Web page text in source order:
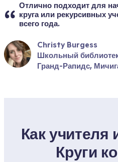
Отлично подходит для
круга или рекурсивных
всего года.
Christy Burgess
Школьный
Гранд-Рапидс,
Как учителя
Круги